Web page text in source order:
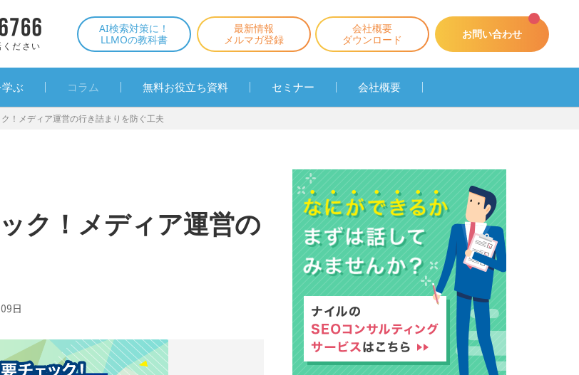
ださい
AI検索対策に！
LLMOの教科書
最新情報
メルマガ登録
会社概要
ダウンロード
お問い合わせ
学ぶ コラム 無料お役立ち資料 セミナー 会社概要
！メディア運営の行き詰まりを防ぐ工夫
ク！メディア運営の
日